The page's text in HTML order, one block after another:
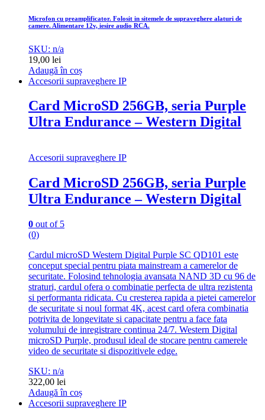
Microfon cu preamplificator. Folosit in sitemele de supraveghere alaturi de
camere. Alimentare 12v, iesire audio RCA.
SKU: n/a
19,00 lei
Adaugă în coș
Accesorii supraveghere IP
Card MicroSD 256GB, seria Purple
Ultra Endurance – Western Digital
Accesorii supraveghere IP
Card MicroSD 256GB, seria Purple
Ultra Endurance – Western Digital
0 out of 5
(0)
Cardul microSD Western Digital Purple SC QD101 este
conceput special pentru piata mainstream a camerelor de
securitate. Folosind tehnologia avansata NAND 3D cu 96 de
straturi, cardul ofera o combinatie perfecta de ultra rezistenta
si performanta ridicata. Cu cresterea rapida a pietei camerelor
de securitate si noul format 4K, acest card ofera combinatia
potrivita de longevitate si capacitate pentru a face fata
volumului de inregistrare continua 24/7. Western Digital
microSD Purple, produsul ideal de stocare pentru camerele
video de securitate si dispozitivele edge.
SKU: n/a
322,00 lei
Adaugă în coș
Accesorii supraveghere IP